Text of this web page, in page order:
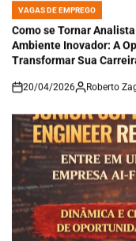
POSTED
IN
VAGAS DE EMPREGO
Como se Tornar
Ambiente Inovador: A
Transformar Sua
on
20/04/2026 Roberto